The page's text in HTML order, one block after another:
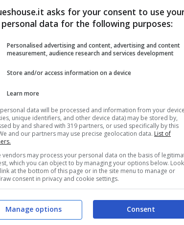
su ritorno ne I Cesaroni – Blueshouse.it
rilasciatodichiarazioni ufficiali riguardo al
concentrandosi invece sullesue future
televisione.
asks for your consent to use
personal data for the following purposes:
Personalised advertising and content, advertising and content
measurement, audience research and services development
Store and/or access information on a device
Learn more
data will be processed and information from your device
unique identifiers, and other device data) may be stored by,
by and shared with 319 partners, or used specifically by this
and our partners may use precise geolocation data. List of
vendors may process your personal data on the basis of
which you can object to by managing your options below. Look
at the bottom of this page or in the site menu to manage or
consent in privacy and cookie settings.
Consent
Manage options